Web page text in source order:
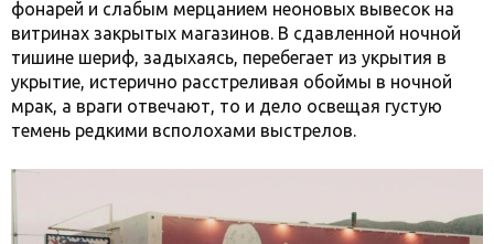
фонарей и слабым мерцанием неоновых вывесок на
витринах закрытых магазинов. В сдавленной ночной
тишине шериф, задыхаясь, перебегает из укрытия в
укрытие, истерично расстреливая обоймы в ночной
мрак, а враги отвечают, то и дело освещая густую
темень редкими всполохами выстрелов.